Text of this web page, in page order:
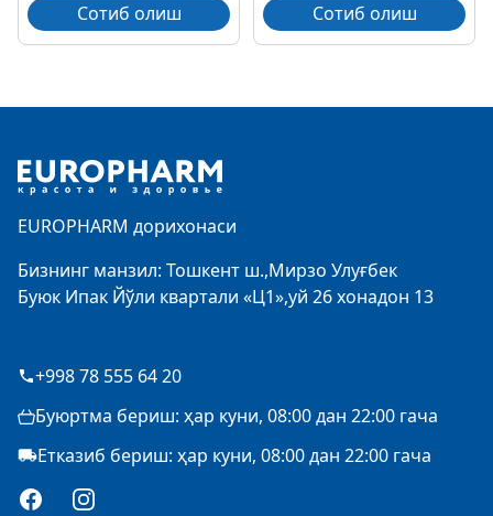
Сотиб олиш Сотиб олиш
EUROPHARM дорихонаси
Бизнинг манзил: Тошкент ш.,Мирзо Улуғбек
Буюк Ипак Йўли квартали «Ц1»,уй 26 хонадон 13
+998 78 555 64 20
Буюртма бериш: ҳар куни, 08:00 дан 22:00 гача
Етказиб бериш: ҳар куни, 08:00 дан 22:00 гача
FacebookInstagram